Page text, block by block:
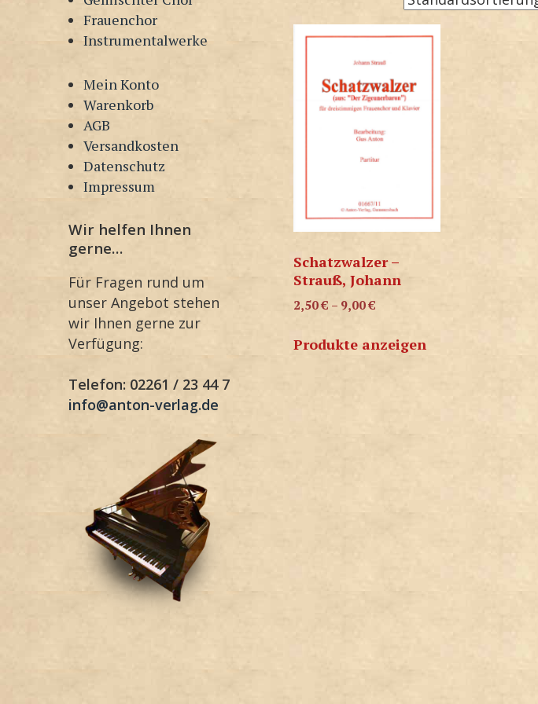
Frauenchor
Instrumentalwerke
Mein Konto
Warenkorb
AGB
Versandkosten
Datenschutz
Impressum
Wir helfen Ihnen
gerne…
Für Fragen rund um
unser Angebot stehen
wir Ihnen gerne zur
Verfügung:
Telefon: 02261 / 23 44 7
info@anton-verlag.de
Schatzwalzer –
Strauß, Johann
2,50€ – 9,00€
Produkte anzeigen